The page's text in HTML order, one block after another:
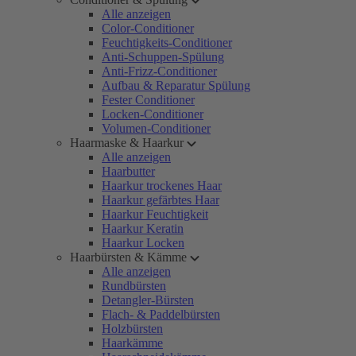
Alle anzeigen
Color-Conditioner
Feuchtigkeits-Conditioner
Anti-Schuppen-Spülung
Anti-Frizz-Conditioner
Aufbau & Reparatur Spülung
Fester Conditioner
Locken-Conditioner
Volumen-Conditioner
Haarmaske & Haarkur
Alle anzeigen
Haarbutter
Haarkur trockenes Haar
Haarkur gefärbtes Haar
Haarkur Feuchtigkeit
Haarkur Keratin
Haarkur Locken
Haarbürsten & Kämme
Alle anzeigen
Rundbürsten
Detangler-Bürsten
Flach- & Paddelbürsten
Holzbürsten
Haarkämme